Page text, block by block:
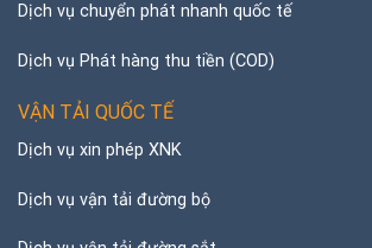
Dịch vụ chuyển phát nhanh quốc tế
Dịch vụ Phát hàng thu tiền (COD)
VẬN TẢI QUỐC TẾ
Dịch vụ xin phép XNK
Dịch vụ vận tải đường bộ